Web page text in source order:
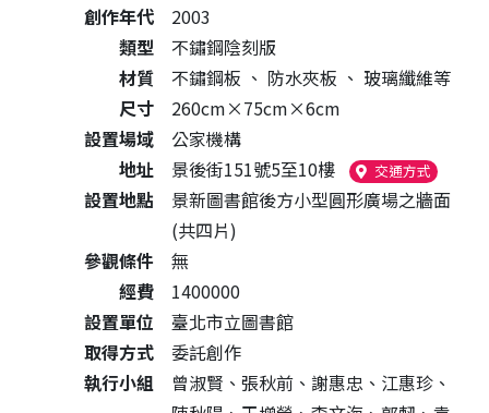
創作年代
2003
類型
不鏽鋼陰刻版
材質
不鏽鋼板 、 防水夾板 、 玻璃纖維等
尺寸
260cm×75cm×6cm
設置場域
公家機構
地址
景後街151號5至10樓 交通方式（另開
設置地點
景新圖書館後方小型圓形廣場之牆面
(共四片)
參觀條件
無
經費
1400000
設置單位
臺北市立圖書館
取得方式
委託創作
執行小組
曾淑賢、張秋前、謝惠忠、江惠珍、